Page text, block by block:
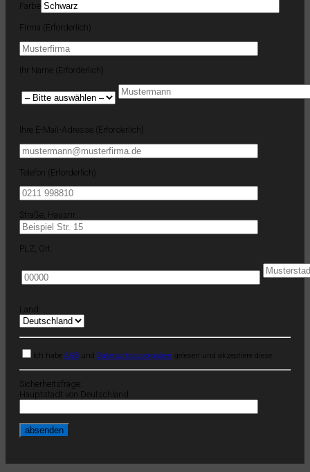
Farbe
Firma (Erforderlich)
Ihr Name (Erforderlich)
Ihre E-Mail-Adresse (Erforderlich)
Telefon (Erforderlich)
Straße, Hausnr.:
PLZ, Ort:
Land:
Ich habe AGB und Datenschutzvorgaben gelesen und akzeptiere diese.
Sicherheitsfrage:
Hauptstadt von Deutschland